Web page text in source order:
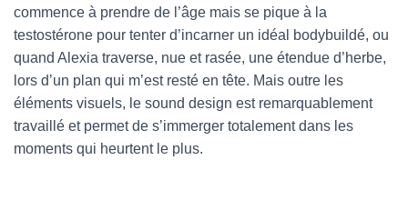
commence à prendre de l’âge mais se pique à la
testostérone pour tenter d’incarner un idéal bodybuildé, ou
quand Alexia traverse, nue et rasée, une étendue d’herbe,
lors d’un plan qui m’est resté en tête. Mais outre les
éléments visuels, le sound design est remarquablement
travaillé et permet de s’immerger totalement dans les
moments qui heurtent le plus.